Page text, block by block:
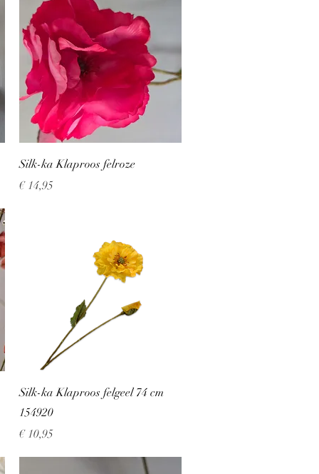
Snel overzicht
Silk-ka Klaproos felroze
Prijs
€ 14,95
Snel overzicht
Silk-ka Klaproos felgeel 74 cm
154920
Prijs
€ 10,95